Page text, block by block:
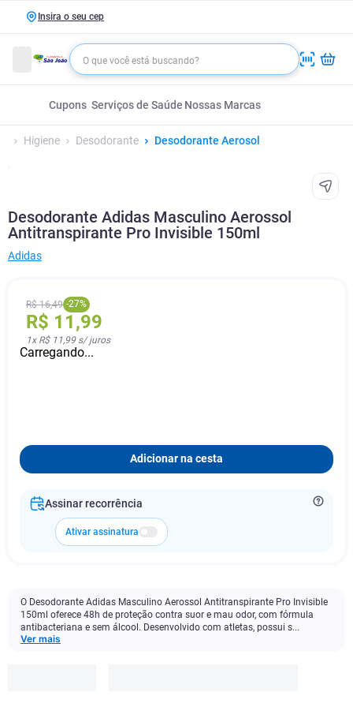
Insira o seu cep
Cupons Serviços de Saúde Nossas Marcas
Higiene Desodorante Desodorante Aerosol
Desodorante Adidas Masculino Aerossol
Antitranspirante Pro Invisible 150ml
Adidas
R$ 16,49 -27%
R$ 11,99
1x R$ 11,99s/ juros
Carregando...
Adicionar na cesta
Assinar recorrência
Ativar assinatura
O Desodorante Adidas Masculino Aerossol Antitranspirante Pro Invisible
150ml oferece 48h de proteção contra suor e mau odor, com fórmula
antibacteriana e sem álcool. Desenvolvido com atletas, possui s...
Ver mais